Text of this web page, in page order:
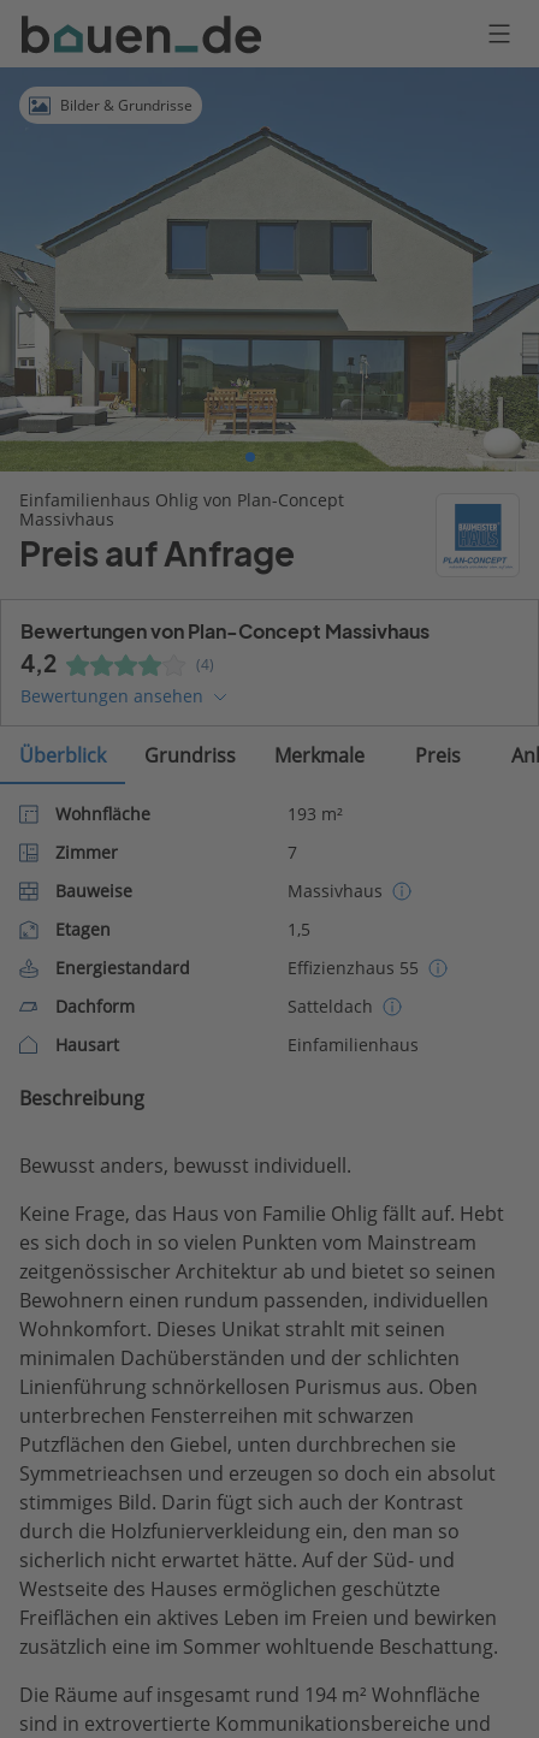
Bauen
Logo
AnmeldenBilder & Grundrisse
Einfamilienhaus Ohlig von Plan-Concept
Massivhaus
Preis auf Anfrage
Bewertungen von Plan-Concept Massivhaus
4,2 (4)
Bewertungen ansehen
Überblick Grundriss Merkmale Preis
Wohnfläche
193 m²
Zimmer
7
Bauweise
Massivhaus
Etagen
1,5
Energiestandard
Effizienzhaus 55
Dachform
Satteldach
Hausart
Einfamilienhaus
Beschreibung
Bewusst anders, bewusst individuell.
Keine Frage, das Haus von Familie Ohlig fällt auf. Hebt
es sich doch in so vielen Punkten vom Mainstream
zeitgenössischer Architektur ab und bietet so seinen
Bewohnern einen rundum passenden, individuellen
Wohnkomfort. Dieses Unikat strahlt mit seinen
minimalen Dachüberständen und der schlichten
Linienführung schnörkellosen Purismus aus. Oben
unterbrechen Fensterreihen mit schwarzen
Putzflächen den Giebel, unten durchbrechen sie
Symmetrieachsen und erzeugen so doch ein absolut
stimmiges Bild. Darin fügt sich auch der Kontrast
durch die Holzfunierverkleidung ein, den man so
sicherlich nicht erwartet hätte. Auf der Süd- und
Westseite des Hauses ermöglichen geschützte
Freiflächen ein aktives Leben im Freien und bewirken
zusätzlich eine im Sommer wohltuende Beschattung.
Die Räume auf insgesamt rund 194 m² Wohnfläche
sind in extrovertierte Kommunikationsbereiche und